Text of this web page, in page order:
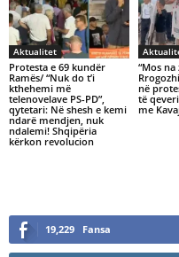
Aktualitet
Protesta e 69 kundër
Ramës/ “Nuk do t’i
kthehemi më
telenovelave PS-PD”,
qytetari: Në shesh e kemi
ndarë mendjen, nuk
ndalemi! Shqipëria
kërkon revolucion
“Mos
në
të
me
19,229 Fansa